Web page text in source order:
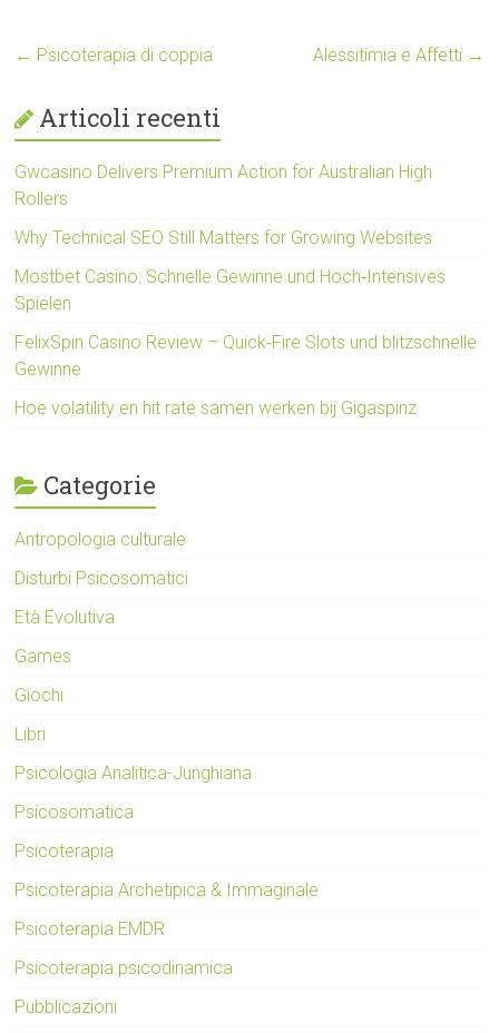
← Psicoterapia di coppia Alessitimia e Affetti →
Articoli recenti
Gwcasino Delivers Premium Action for Australian High
Rollers
Why Technical SEO Still Matters for Growing Websites
Mostbet Casino: Schnelle Gewinne und Hoch‑Intensives
Spielen
FelixSpin Casino Review – Quick‑Fire Slots und blitzschnelle
Gewinne
Hoe volatility en hit rate samen werken bij Gigaspinz
Categorie
Antropologia culturale
Disturbi Psicosomatici
Età Evolutiva
Games
Giochi
Libri
Psicologia Analitica-Junghiana
Psicosomatica
Psicoterapia
Psicoterapia Archetipica & Immaginale
Psicoterapia EMDR
Psicoterapia psicodinamica
Pubblicazioni